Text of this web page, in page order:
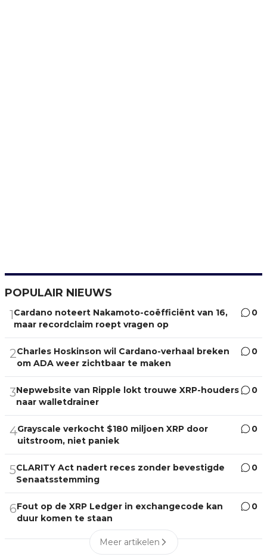
POPULAIR NIEUWS
1Cardano noteert Nakamoto-coëfficiënt van 16,
maar recordclaim roept vragen op
0
2Charles Hoskinson wil Cardano-verhaal breken
om ADA weer zichtbaar te maken
0
3Nepwebsite van Ripple lokt trouwe XRP-houders
naar walletdrainer
0
4Grayscale verkocht $180 miljoen XRP door
uitstroom, niet paniek
0
5CLARITY Act nadert reces zonder bevestigde
Senaatsstemming
0
6Fout op de XRP Ledger in exchangecode kan
duur komen te staan
0
Meer artikelen